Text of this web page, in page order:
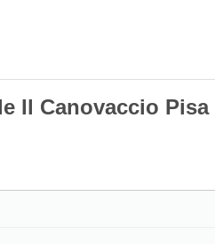
Il Canovaccio Pisa